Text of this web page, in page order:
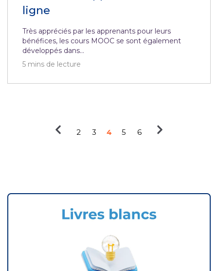
ligne
Très appréciés par les apprenants pour leurs
bénéfices, les cours MOOC se sont également
développés dans...
5 mins de lecture
2 3 4 5 6